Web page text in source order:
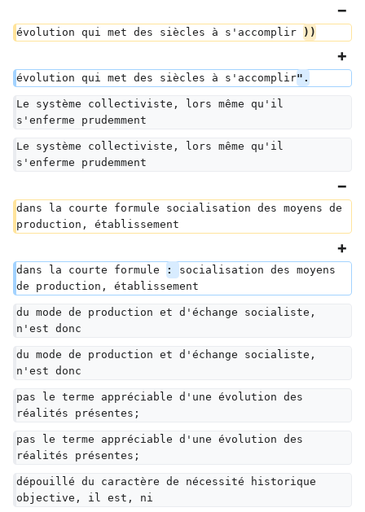
évolution qui met des siècles à s'accomplir ))
évolution qui met des siècles à s'accomplir".
Le système collectiviste, lors même qu'il
s'enferme prudemment
Le système collectiviste, lors même qu'il
s'enferme prudemment
dans la courte formule socialisation des moyens de
production, établissement
dans la courte formule : socialisation des moyens
de production, établissement
du mode de production et d'échange socialiste,
n'est donc
du mode de production et d'échange socialiste,
n'est donc
pas le terme appréciable d'une évolution des
réalités présentes;
pas le terme appréciable d'une évolution des
réalités présentes;
dépouillé du caractère de nécessité historique
objective, il est, ni